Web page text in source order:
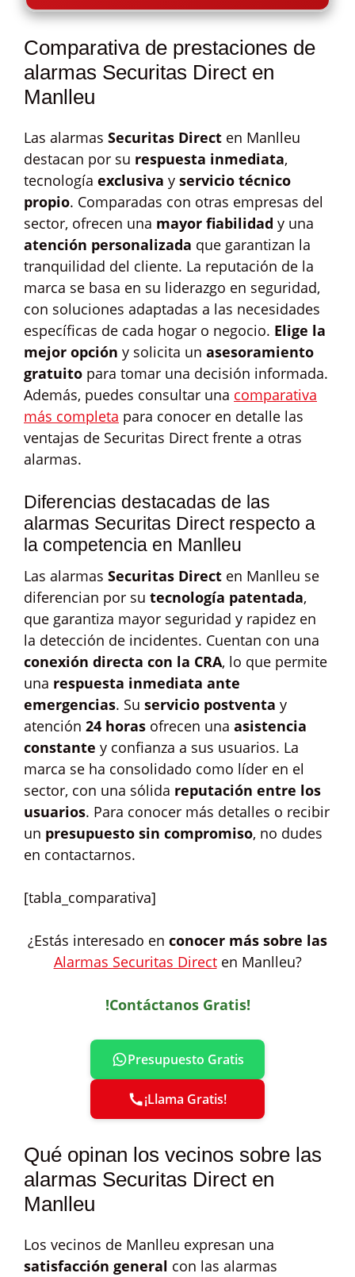
Comparativa de prestaciones de
alarmas Securitas Direct en
Manlleu
Las alarmas Securitas Direct en Manlleu
destacan por su respuesta inmediata,
tecnología exclusiva y servicio técnico
propio. Comparadas con otras empresas del
sector, ofrecen una mayor fiabilidad y una
atención personalizada que garantizan la
tranquilidad del cliente. La reputación de la
marca se basa en su liderazgo en seguridad,
con soluciones adaptadas a las necesidades
específicas de cada hogar o negocio. Elige la
mejor opción y solicita un asesoramiento
gratuito para tomar una decisión informada.
Además, puedes consultar una comparativa
más completa para conocer en detalle las
ventajas de Securitas Direct frente a otras
alarmas.
Diferencias destacadas de las
alarmas Securitas Direct respecto a
la competencia en Manlleu
Las alarmas Securitas Direct en Manlleu se
diferencian por su tecnología patentada,
que garantiza mayor seguridad y rapidez en
la detección de incidentes. Cuentan con una
conexión directa con la CRA, lo que permite
una respuesta inmediata ante
emergencias. Su servicio postventa y
atención 24 horas ofrecen una asistencia
constante y confianza a sus usuarios. La
marca se ha consolidado como líder en el
sector, con una sólida reputación entre los
usuarios. Para conocer más detalles o recibir
un presupuesto sin compromiso, no dudes
en contactarnos.
[tabla_comparativa]
¿Estás interesado en conocer más sobre las
Alarmas Securitas Directen Manlleu?
!Contáctanos Gratis!
Presupuesto Gratis
¡Llama Gratis!
Qué opinan los vecinos sobre las
alarmas Securitas Direct en
Manlleu
Los vecinos de Manlleu expresan una
satisfacción general con las alarmas